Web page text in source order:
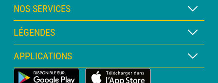
NOS SERVICES
Abonnement METEO Xpert
Abonnement METEO PRO
Consultation avec un prévisionniste
Bulletin PRO
LÉGENDES
Légende des cartes
Légende des pictogrammes
APPLICATIONS
Application Météo Terrestre